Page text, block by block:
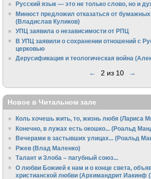
Русский язык — это не только слово, но и
Минюст предложил отказаться от бумажных
(Владислав Куликов)
УПЦ заявила о независимости от РПЦ
В УПЦ заявили о сохранении отношений с
церковью
Дерусификация и теологическая война
← 2 из 10 →
Новое в Читальном зале
Коль хочешь жить, то, жизнь любя (Лариса
Конечно, в лужах есть окошко... (Роальд
Вечерами в застывших улицах... (Роальд
Ржев (Влад Маленко)
Талант и Злоба – пагубный союз...
О любви Божией к нам и о конце света,
христианской любви (Архимандрит Иакинф